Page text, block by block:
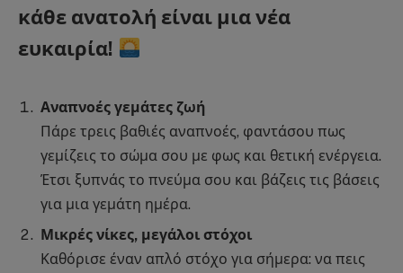
κάθε ανατολή είναι μια νέα
ευκαιρία!
Αναπνοές γεμάτες ζωή
Πάρε τρεις βαθιές αναπνοές, φαντάσου πως
γεμίζεις το σώμα σου με φως και θετική ενέργεια.
Έτσι ξυπνάς το πνεύμα σου και βάζεις τις βάσεις
για μια γεμάτη ημέρα.
Μικρές νίκες, μεγάλοι στόχοι
Καθόρισε έναν απλό στόχο για σήμερα: να πεις